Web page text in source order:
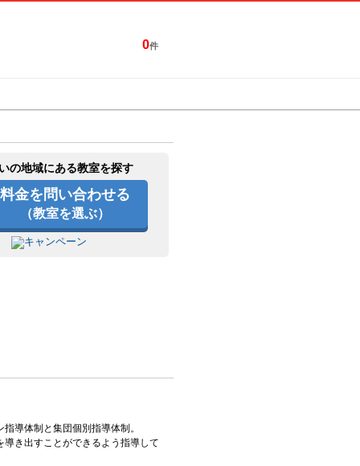
0件
の地域にある教室を探す
料金を問い合わせる
（教室を選ぶ）
導体制と集団個別指導体制。
導き出すことができるよう指導して